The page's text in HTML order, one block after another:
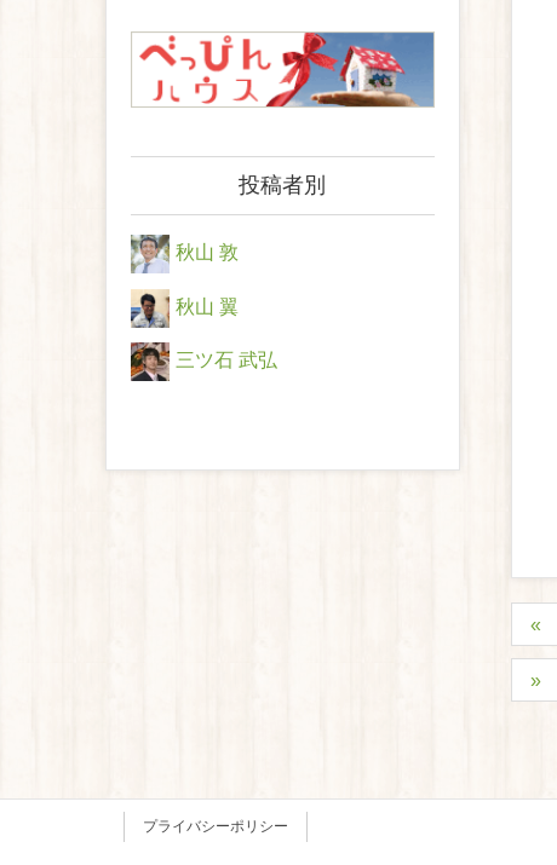
投稿者別
秋山 敦
秋山 翼
三ツ石 武弘
プライバシーポリシー